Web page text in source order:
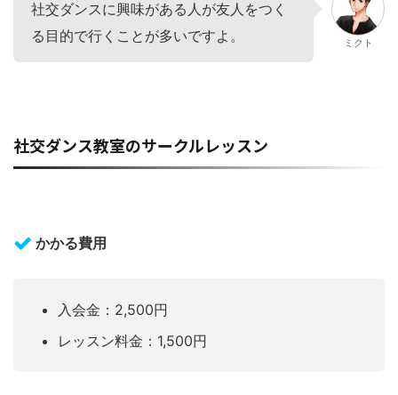
社交ダンスに興味がある人が友人をつく
る目的で行くことが多いですよ。
ミクト
社交ダンス教室のサークルレッスン
かかる費用
入会金：2,500円
レッスン料金：1,500円